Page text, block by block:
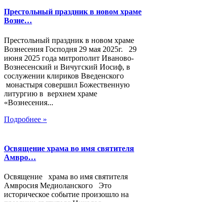
Престольный праздник в новом храме
Возне…
Престольный праздник в новом храме
Вознесения Господня 29 мая 2025г. 29
июня 2025 года митрополит Иваново-
Вознесенский и Вичугский Иосиф, в
сослужении клириков Введенского
монастыря совершил Божественную
литургию в верхнем храме
«Вознесения...
Подробнее »
Освящение храма во имя святителя
Амвро…
Освящение храма во имя святителя
Амвросия Медиоланского Это
историческое событие произошло на